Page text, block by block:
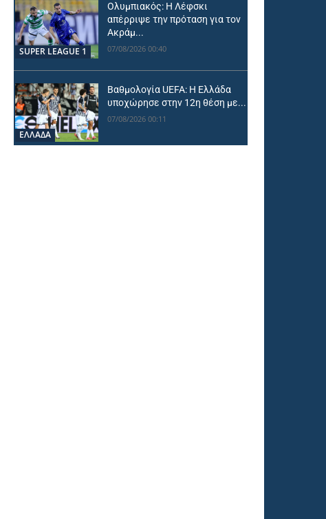
SUPER LEAGUE 1
Ολυμπιακός: Η Λέφσκι
απέρριψε την πρόταση για τον
Ακράμ...
07/08/2026 00:40
ΕΛΛΑΔΑ
Βαθμολογία UEFA: Η Ελλάδα
υποχώρησε στην 12η θέση με...
07/08/2026 00:11